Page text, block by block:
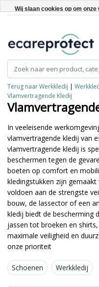
Terug naar Werkkledij |
Vlamvertragende Kledij
In veeleisende
vlamvertragende kledij van
vlamvertragende kledij is
beschermen tegen de
boeten op comfort en
kledingstukken zijn
voldoen aan de strengste
bouw, de lassector of een
kledij biedt de bescherming
jassen tot broeken en
maximale veiligheid en
onze prioriteit
Schoenen Werkkledij
Wij slaan cookies op om